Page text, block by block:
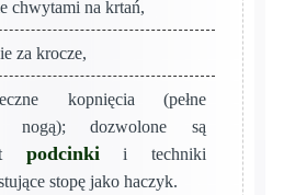
chwytami na krtań,
za krocze,
kopnięcia (pełne
nogą); dozwolone są
podcinki i techniki
stopę jako haczyk.